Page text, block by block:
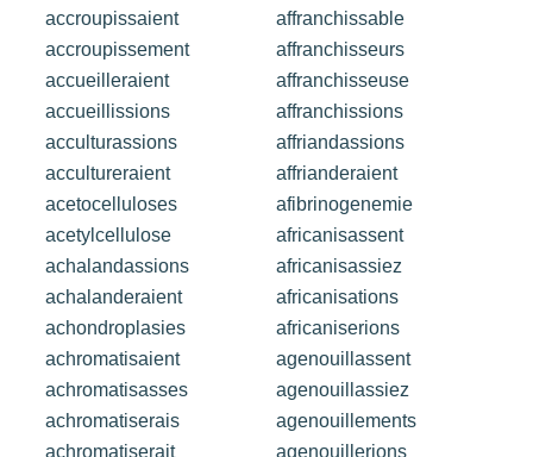
accroupissaient
accroupissement
accueilleraient
accueillissions
acculturassions
accultureraient
acetocelluloses
acetylcellulose
achalandassions
achalanderaient
achondroplasies
achromatisaient
achromatisasses
achromatiserais
achromatiserait
affranchissable
affranchisseurs
affranchisseuse
affranchissions
affriandassions
affrianderaient
afibrinogenemie
africanisassent
africanisassiez
africanisations
africaniserions
agenouillassent
agenouillassiez
agenouillements
agenouillerions